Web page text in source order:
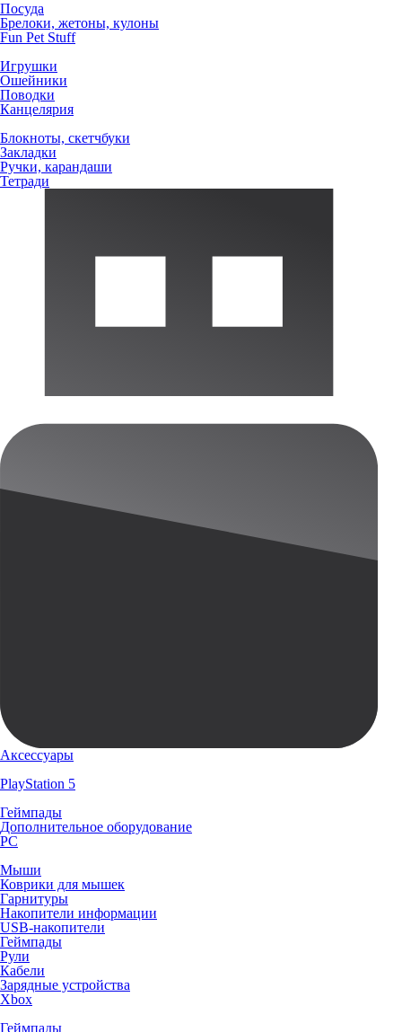
Посуда
Брелоки, жетоны, кулоны
Fun Pet Stuff
Игрушки
Ошейники
Поводки
Канцелярия
Блокноты, скетчбуки
Закладки
Ручки, карандаши
Тетради
Аксессуары
PlayStation 5
Геймпады
Дополнительное оборудование
PC
Мыши
Коврики для мышек
Гарнитуры
Накопители информации
USB-накопители
Геймпады
Рули
Кабели
Зарядные устройства
Xbox
Геймпады